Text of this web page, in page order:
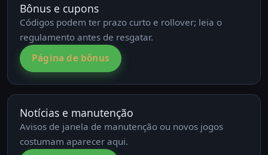
Bônus e cupons
Códigos podem ter prazo curto e rollover; leia o
regulamento antes de resgatar.
Página de bônus
Notícias e manutenção
Avisos de janela de manutenção ou novos jogos
costumam aparecer aqui.